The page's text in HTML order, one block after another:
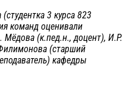
3 курса 823
команд оценивали
(к.пед.н., доцент), И.Р.
(старший
кафедры